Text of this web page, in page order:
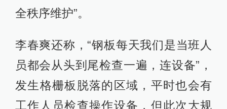
全秩序维护”。
李春爽还称，“钢板每天我们是当班人
员都会从头到尾检查一遍，连设备”，
发生格栅板脱落的区域，平时也会有
工作人员检查操作设备，但此次大规